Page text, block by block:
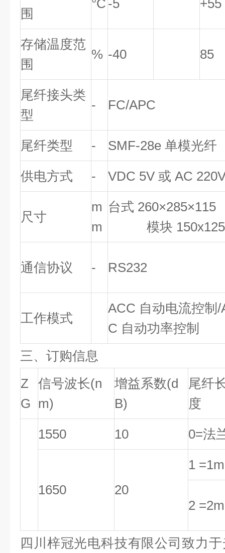
围
°C -5 +55
存储温度范
围
% -40 85
尾纤接头类
型
- FC/APC
尾纤类型 - SMF-28e 单模光纤
供电方式 - VDC 5V 或 AC
尺寸
m
m
台式 260×285×115
模块
通信协议 - RS232
工作模式
ACC 自动电流控制/
C 自动功率控制
三、订购信息
Z
G
信号波长(n
m)
增益系数(d
B)
尾纤
度
1550 10 0=法
1650 20
1 =1m
2 =2m
四川梓冠光电科技有限公司致力